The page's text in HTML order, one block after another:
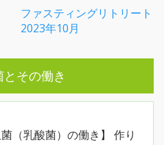
ファスティングリトリート
2023年10月
その働き
（乳酸菌）の働き】 作り